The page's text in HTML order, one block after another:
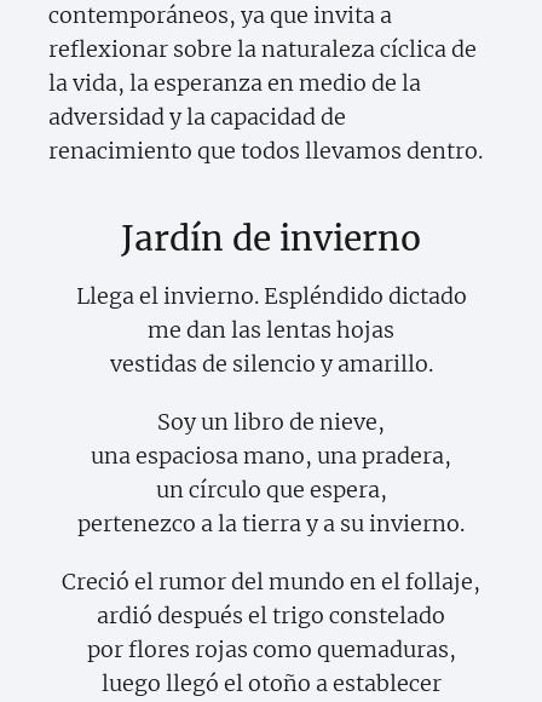
contemporáneos, ya que invita a
reflexionar sobre la naturaleza cíclica de
la vida, la esperanza en medio de la
adversidad y la capacidad de
renacimiento que todos llevamos dentro.
Jardín de invierno
Llega el invierno. Espléndido dictado
me dan las lentas hojas
vestidas de silencio y amarillo.
Soy un libro de nieve,
una espaciosa mano, una pradera,
un círculo que espera,
pertenezco a la tierra y a su invierno.
Creció el rumor del mundo en el follaje,
ardió después el trigo constelado
por flores rojas como quemaduras,
luego llegó el otoño a establecer